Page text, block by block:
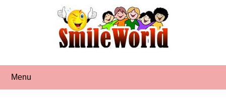
Menu